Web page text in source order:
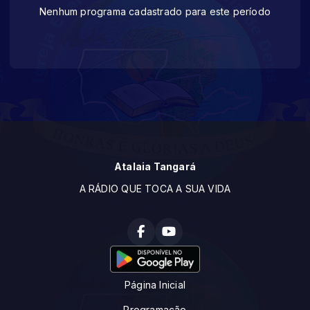
Nenhum programa cadastrado para este período
Atalaia Tangará
A RÁDIO QUE TOCA A SUA VIDA
Página Inicial